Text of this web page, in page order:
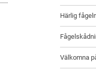
Härlig
Välkomna